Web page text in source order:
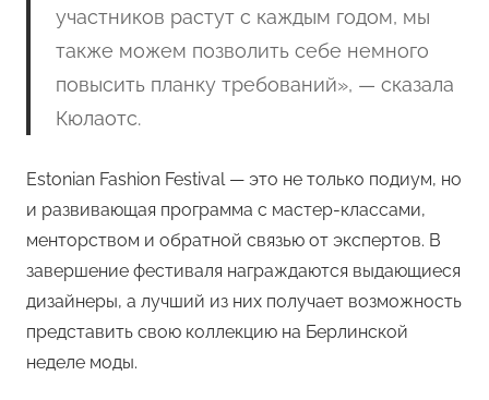
участников растут с каждым годом, мы
также можем позволить себе немного
повысить планку требований», — сказала
Кюлаотс.
Estonian Fashion Festival — это не только подиум, но
и развивающая программа с мастер-классами,
менторством и обратной связью от экспертов. В
завершение фестиваля награждаются выдающиеся
дизайнеры, а лучший из них получает возможность
представить свою коллекцию на Берлинской
неделе моды.